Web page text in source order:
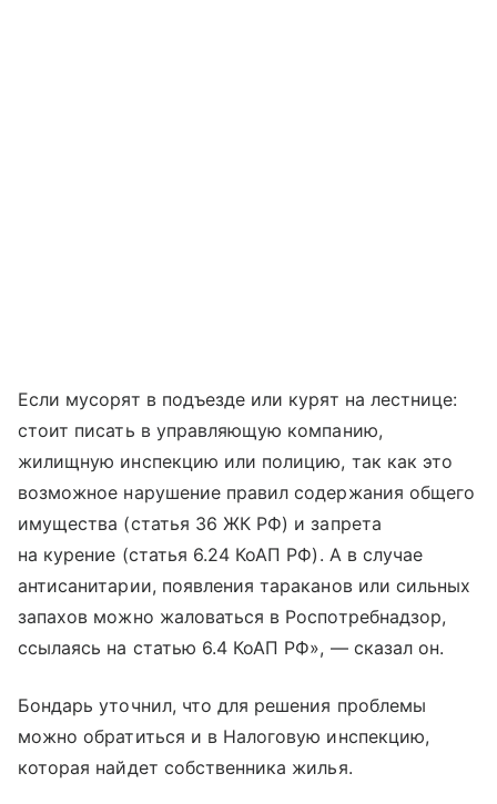
Если мусорят в подъезде или курят на лестнице:
стоит писать в управляющую компанию,
жилищную инспекцию или полицию, так как это
возможное нарушение правил содержания общего
имущества (статья 36 ЖК РФ) и запрета
на курение (статья 6.24 КоАП РФ). А в случае
антисанитарии, появления тараканов или сильных
запахов можно жаловаться в Роспотребнадзор,
ссылаясь на статью 6.4 КоАП РФ», — сказал он.
Бондарь уточнил, что для решения проблемы
можно обратиться и в Налоговую инспекцию,
которая найдет собственника жилья.